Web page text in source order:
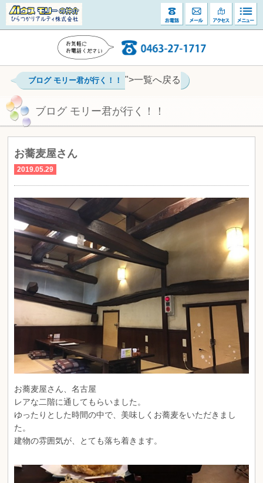
ブログ モリー君が行く！！ ">一覧へ戻る
ブログ モリー君が行く！！
お蕎麦屋さん
2019.05.29
お蕎麦屋さん、名古屋
レアな二階に通してもらいました。
ゆったりとした時間の中で、美味しくお蕎麦をいただきまし
た。
建物の雰囲気が、とても落ち着きます。